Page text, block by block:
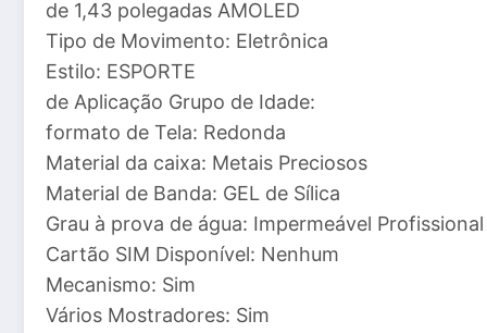
de 1,43 polegadas AMOLED
Tipo de Movimento: Eletrônica
Estilo: ESPORTE
de Aplicação Grupo de Idade:
formato de Tela: Redonda
Material da caixa: Metais Preciosos
Material de Banda: GEL de Sílica
Grau à prova de água: Impermeável
Cartão SIM Disponível: Nenhum
Mecanismo: Sim
Vários Mostradores: Sim